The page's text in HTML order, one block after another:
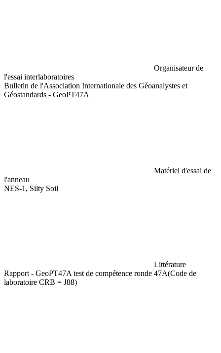
Organisateur de
l'essai interlaboratoires
Bulletin de l'Association Internationale des Géoanalystes et
Géostandards - GeoPT47A
Matériel d'essai de
l'anneau
NES-1, Silty Soil
Littérature
Rapport - GeoPT47A test de compétence ronde 47A(Code de
laboratoire CRB = J88)